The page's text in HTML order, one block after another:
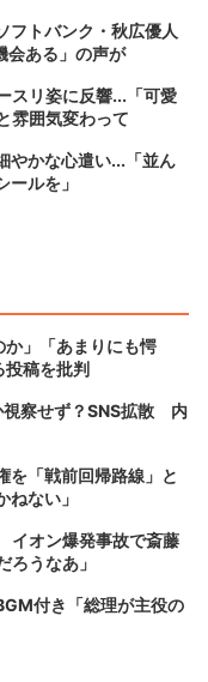
フトバンク・秋広優人
会ある」の声が
スリ姿に反響...「可愛
雰囲気変わって
やかな心遣い...「並ん
ルを」
」「あまりにも愕
稿を批判
視察せず？SNS拡散 内
を「戦前回帰路線」と
ない」
イオン爆発事故で斎藤
ろうなあ」
付き「総理が主役の